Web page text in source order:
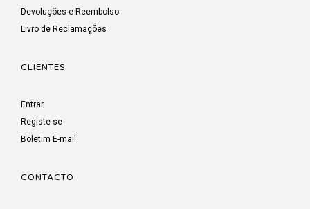
Devoluções e Reembolso
Livro de Reclamações
CLIENTES
Entrar
Registe-se
Boletim E-mail
CONTACTO